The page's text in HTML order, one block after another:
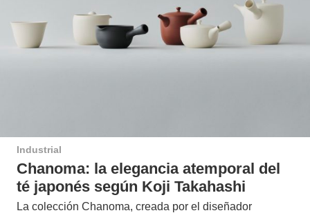
Industrial
Chanoma: la elegancia atemporal del
té japonés según Koji Takahashi
La colección Chanoma, creada por el diseñador